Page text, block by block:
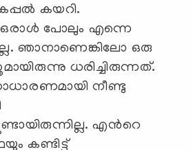
കയറി.
ഒരാൾ പോലും എന്നെ
ഞാനാണെങ്കിലോ ഒരു
ധരിച്ചിരുന്നത്.
നീണ്ടു
എന്‍റെ
കണ്ടിട്ട്